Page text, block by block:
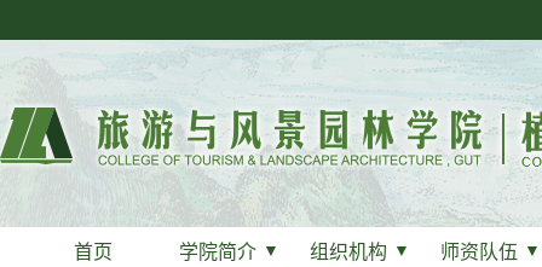
首页 学院简介 ▼ 组织机构 ▼ 师资队伍 ▼